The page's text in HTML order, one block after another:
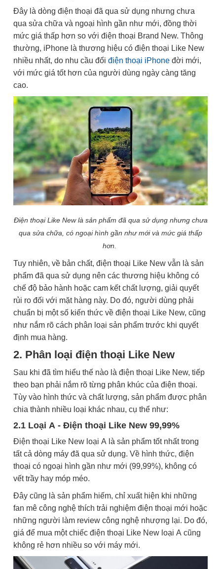
Đây là dòng điện thoại đã qua sử dụng nhưng chưa
qua sửa chữa và ngoại hình gần như mới, đồng thời
mức giá thấp hơn so với điện thoại Brand New. Thông
thường, iPhone là thương hiệu có điện thoại Like New
nhiều nhất, do nhu cầu đổi điện thoại iPhone đời mới,
với mức giá tốt hơn của người dùng ngày càng tăng
cao.
Điện thoại Like New là sản phẩm đã qua sử dụng nhưng chưa
qua sửa chữa, có ngoại hình gần như mới và mức giá thấp
hơn.
Tuy nhiên, về bản chất, điện thoại Like New vẫn là sản
phẩm đã qua sử dụng nên các thương hiệu không có
chế độ bảo hành hoặc cam kết chất lượng, giải quyết
rủi ro đối với mặt hàng này. Do đó, người dùng phải
chuẩn bị một số kiến thức về điện thoại Like New, cũng
như nắm rõ cách phân loại sản phẩm trước khi quyết
định mua hàng.
2. Phân loại điện thoại Like New
Sau khi đã tìm hiểu thế nào là điện thoại Like New, tiếp
theo bạn phải nắm rõ từng phân khúc của điện thoại.
Tùy vào hình thức và chất lượng, sản phẩm được phân
chia thành nhiều loại khác nhau, cụ thể như:
2.1 Loại A - Điện thoại Like New 99,99%
Điện thoại Like New loại A là sản phẩm tốt nhất trong
tất cả dòng máy đã qua sử dụng. Về hình thức, điện
thoại có ngoại hình gần như mới (99,99%), không có
vết trầy hay móp méo.
Đây cũng là sản phẩm hiếm, chỉ xuất hiện khi những
fan mê công nghệ thích trải nghiệm điện thoại mới hoặc
những người làm review công nghệ nhượng lại. Do đó,
giá để mua một chiếc điện thoại Like New loại A cũng
không rẻ hơn nhiều so với máy mới.